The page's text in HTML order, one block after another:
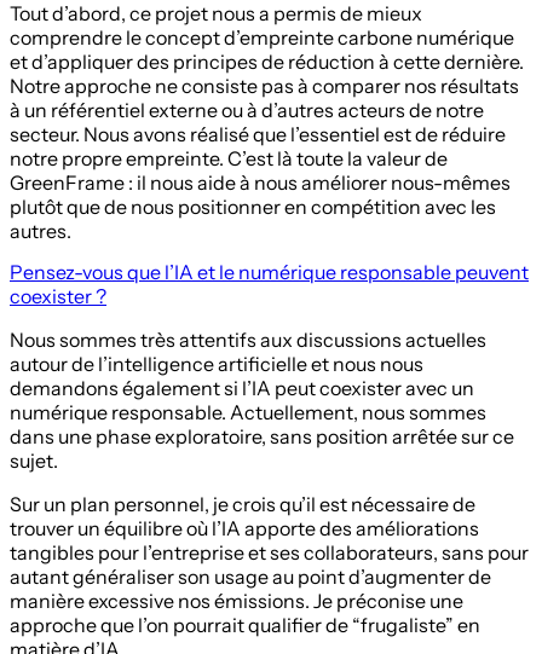
Tout d’abord, ce projet nous a permis de mieux
comprendre le concept d’empreinte carbone numérique
et d’appliquer des principes de réduction à cette dernière.
Notre approche ne consiste pas à comparer nos résultats
à un référentiel externe ou à d’autres acteurs de notre
secteur. Nous avons réalisé que l’essentiel est de réduire
notre propre empreinte. C’est là toute la valeur de
GreenFrame : il nous aide à nous améliorer nous-mêmes
plutôt que de nous positionner en compétition avec les
autres.
Pensez-vous que l’IA et le numérique responsable peuvent
coexister ?
Nous sommes très attentifs aux discussions actuelles
autour de l’intelligence artificielle et nous nous
demandons également si l’IA peut coexister avec un
numérique responsable. Actuellement, nous sommes
dans une phase exploratoire, sans position arrêtée sur ce
sujet.
Sur un plan personnel, je crois qu’il est nécessaire de
trouver un équilibre où l’IA apporte des améliorations
tangibles pour l’entreprise et ses collaborateurs, sans pour
autant généraliser son usage au point d’augmenter de
manière excessive nos émissions. Je préconise une
approche que l’on pourrait qualifier de “frugaliste” en
matière d’IA.